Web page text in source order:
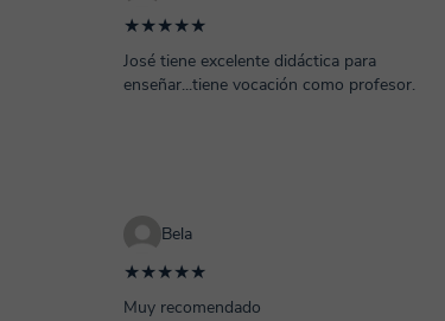
★★★★★
José tiene excelente didáctica para
enseñar...tiene vocación como profesor.
Bela
★★★★★
Muy recomendado